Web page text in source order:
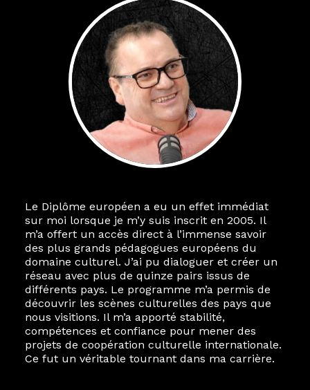
Le Diplôme européen a eu un effet immédiat
sur moi lorsque je m’y suis inscrit en 2005. Il
m’a offert un accès direct à l’immense savoir
des plus grands pédagogues européens du
domaine culturel. J’ai pu dialoguer et créer un
réseau avec plus de quinze pairs issus de
différents pays. Le programme m’a permis de
découvrir les scènes culturelles des pays que
nous visitions. Il m’a apporté stabilité,
compétences et confiance pour mener des
projets de coopération culturelle internationale.
Ce fut un véritable tournant dans ma carrière.